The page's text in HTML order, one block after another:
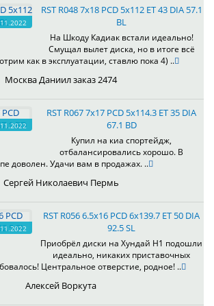
RST R048 7x18 PCD 5x112 ET 43 DIA 57.1
BL
На Шкоду Кадиак встали идеально!
Смущал вылет диска, но в итоге всё
как в эксплуатации, ставлю пока 4) ..
Москва Даниил заказ 2474
RST R067 7x17 PCD 5x114.3 ET 35 DIA
67.1 BD
Купил на киа спортейдж,
отбалансировались хорошо. В
доволен. Удачи вам в продажах. ..
Сергей Николаевич Пермь
RST R056 6.5x16 PCD 6x139.7 ET 50 DIA
92.5 SL
Приобрёл диски на Хундай H1 подошли
идеально, никаких приставочных
Центральное отверстие, родное! ..
Алексей Воркута